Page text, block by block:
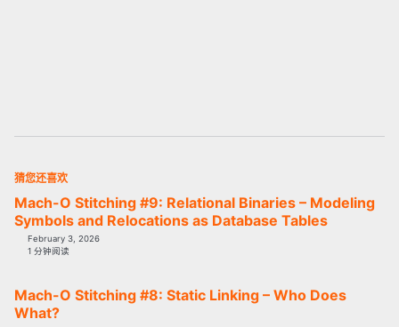
猜您还喜欢
Mach-O Stitching #9: Relational Binaries – Modeling
Symbols and Relocations as Database Tables
February 3, 2026
1 分钟阅读
Mach-O Stitching #8: Static Linking – Who Does
What?